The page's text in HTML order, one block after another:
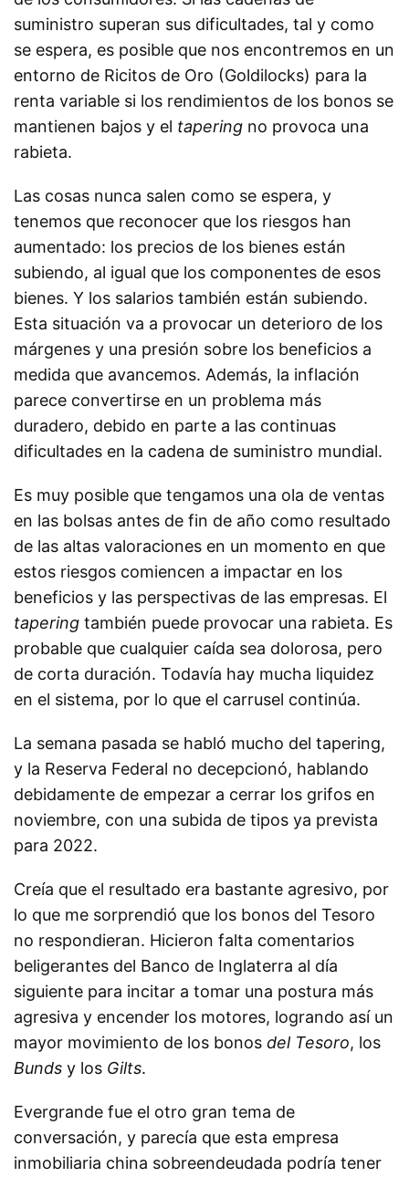
suministro superan sus dificultades, tal y como
se espera, es posible que nos encontremos en un
entorno de Ricitos de Oro (Goldilocks) para la
renta variable si los rendimientos de los bonos se
mantienen bajos y el tapering no provoca una
rabieta.
Las cosas nunca salen como se espera, y
tenemos que reconocer que los riesgos han
aumentado: los precios de los bienes están
subiendo, al igual que los componentes de esos
bienes. Y los salarios también están subiendo.
Esta situación va a provocar un deterioro de los
márgenes y una presión sobre los beneficios a
medida que avancemos. Además, la inflación
parece convertirse en un problema más
duradero, debido en parte a las continuas
dificultades en la cadena de suministro mundial.
Es muy posible que tengamos una ola de ventas
en las bolsas antes de fin de año como resultado
de las altas valoraciones en un momento en que
estos riesgos comiencen a impactar en los
beneficios y las perspectivas de las empresas. El
tapering también puede provocar una rabieta. Es
probable que cualquier caída sea dolorosa, pero
de corta duración. Todavía hay mucha liquidez
en el sistema, por lo que el carrusel continúa.
La semana pasada se habló mucho del tapering,
y la Reserva Federal no decepcionó, hablando
debidamente de empezar a cerrar los grifos en
noviembre, con una subida de tipos ya prevista
para 2022.
Creía que el resultado era bastante agresivo, por
lo que me sorprendió que los bonos del Tesoro
no respondieran. Hicieron falta comentarios
beligerantes del Banco de Inglaterra al día
siguiente para incitar a tomar una postura más
agresiva y encender los motores, logrando así un
mayor movimiento de los bonos del Tesoro, los
Bunds y los Gilts.
Evergrande fue el otro gran tema de
conversación, y parecía que esta empresa
inmobiliaria china sobreendeudada podría tener